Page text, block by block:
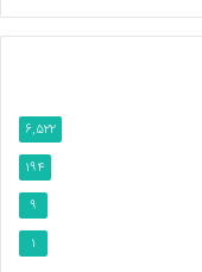
6,522
194
9
1